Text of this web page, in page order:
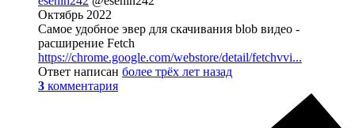
Октябрь 2022
Самое удобное эвер для скачивания blob видео -
расширение Fetch
https://chrome.google.com/webstore/detail/fetchvvi...
Ответ написан более трёх лет назад
3 комментария